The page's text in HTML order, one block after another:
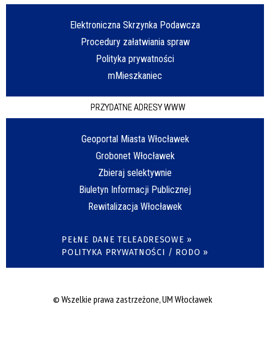
Elektroniczna Skrzynka Podawcza
Procedury załatwiania spraw
Polityka prywatności
mMieszkaniec
PRZYDATNE ADRESY WWW
Geoportal Miasta Włocławek
Grobonet Włocławek
Zbieraj selektywnie
Biuletyn Informacji Publicznej
Rewitalizacja Włocławek
PEŁNE DANE TELEADRESOWE »
POLITYKA PRYWATNOŚCI / RODO »
© Wszelkie prawa zastrzeżone, UM Włocławek